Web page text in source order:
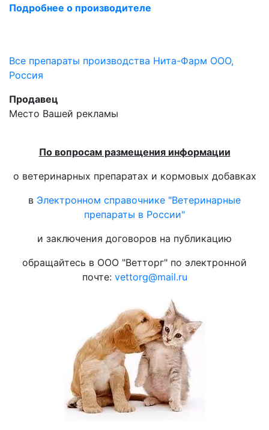
Подробнее о производителе
Все препараты производства Нита-Фарм ООО,
Россия
Продавец
Место Вашей рекламы
По вопросам размещения информации
о ветеринарных препаратах и кормовых добавках
в Электронном справочнике "Ветеринарные
препараты в России"
и заключения договоров на публикацию
обращайтесь в ООО "Ветторг" по электронной
почте: vettorg@mail.ru